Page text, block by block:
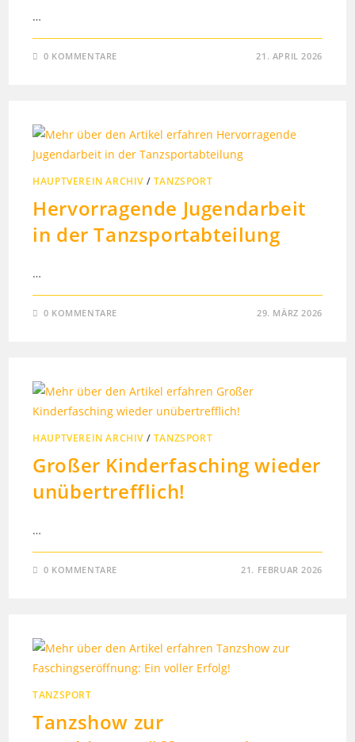
…
0 KOMMENTARE 21. APRIL 2026
HAUPTVEREIN ARCHIV / TANZSPORT
Hervorragende Jugendarbeit
in der Tanzsportabteilung
…
0 KOMMENTARE 29. MÄRZ 2026
HAUPTVEREIN ARCHIV / TANZSPORT
Großer Kinderfasching wieder
unübertrefflich!
…
0 KOMMENTARE 21. FEBRUAR 2026
TANZSPORT
Tanzshow zur